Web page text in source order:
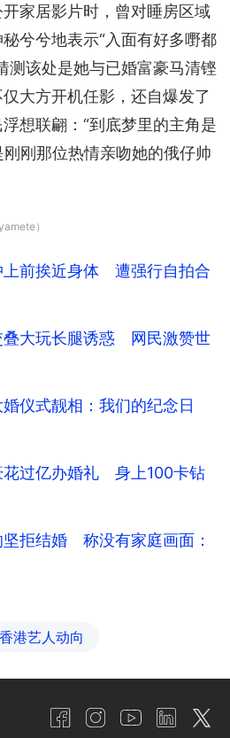
家居影片时，曾对睡房区域
兮兮地表示“入面有好多嘢都
测该处是她与已婚富豪马清铿
大方开机任影，还自爆发了
想联翩：“到底梦里的主角是
刚那位热情亲吻她的俄仔帅
）
上前挨近身体 遭强行自拍合
叠大玩长腿诱惑 网民激赞世
仪式靓相：我们的纪念日
花过亿办婚礼 身上100卡钻
拒结婚 称没有家庭画面：
香港艺人动向